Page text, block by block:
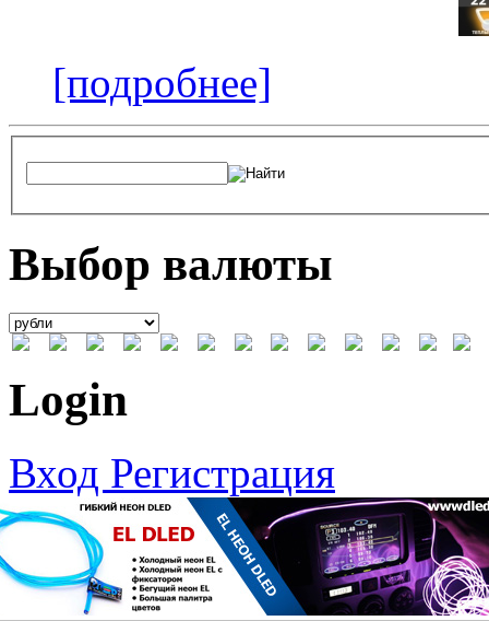
[подробнее]
Выбор валюты
Login
Вход Регистрация